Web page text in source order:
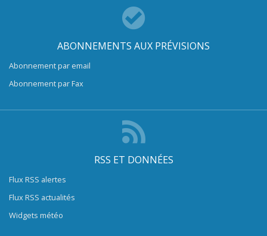
ABONNEMENTS AUX PRÉVISIONS
Abonnement par email
Abonnement par Fax
RSS ET DONNÉES
Flux RSS alertes
Flux RSS actualités
Widgets météo